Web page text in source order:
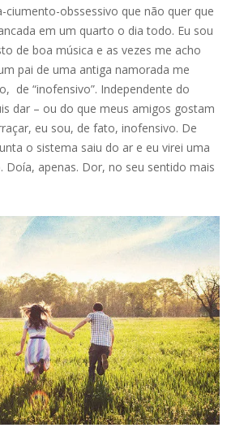
ciumento-obssessivo que não quer que
em um quarto o dia todo. Eu sou
de boa música e as vezes me acho
pai de uma antiga namorada me
de “inofensivo”. Independente do
dar – ou do que meus amigos gostam
eu sou, de fato, inofensivo. De
o sistema saiu do ar e eu virei uma
Doía, apenas. Dor, no seu sentido mais